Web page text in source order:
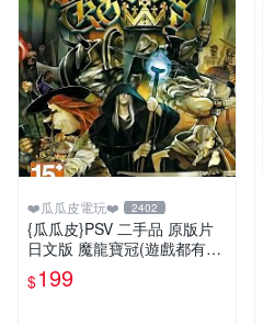
❤️瓜瓜皮電玩❤️ 2402
{瓜瓜皮}PSV 二手品 原版片
日文版 魔龍寶冠(遊戲都有回
收)
$199